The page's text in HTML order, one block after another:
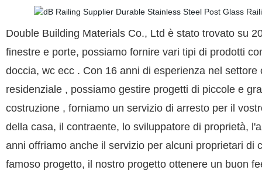
Double Building Materials Co., Ltd è stato trovato su
finestre e porte, possiamo fornire vari tipi di prodotti
doccia, wc ecc . Con 16 anni di esperienza nel
residenziale , possiamo gestire progetti di piccole e
costruzione , forniamo un servizio di arresto per il
della casa, il contraente, lo sviluppatore di proprietà,
anni offriamo anche il servizio per alcuni proprietari
famoso progetto, il nostro progetto ottenere un buon